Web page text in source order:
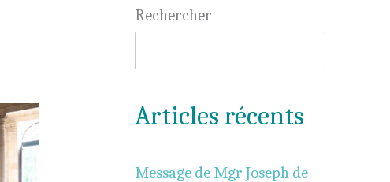
Rechercher
Articles récents
Message de Mgr Joseph de